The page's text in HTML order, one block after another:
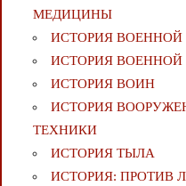
МЕДИЦИНЫ
ИСТОРИЯ ВОЕННОЙ
ИСТОРИЯ ВОЕННОЙ
ИСТОРИЯ ВОИН
ИСТОРИЯ
ТЕХНИКИ
ИСТОРИЯ ТЫЛА
ИСТОРИЯ: ПРОТИВ